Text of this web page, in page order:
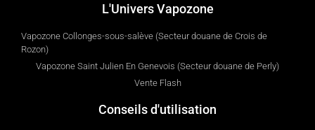
L'Univers Vapozone
Vapozone Collonges-sous-salève (Secteur douane de Crois de
Rozon)
Vapozone Saint Julien En Genevois (Secteur douane de Perly)
Vente Flash
Conseils d'utilisation